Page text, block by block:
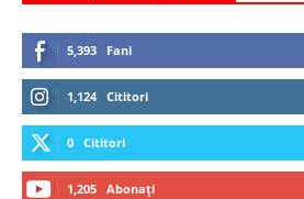
5,393 Fani
1,124 Cititori
0 Cititori
1,205 Abonați